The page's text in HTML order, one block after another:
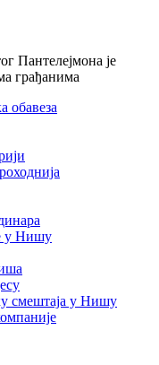
обавеза
у Нишу
смештаја у Нишу